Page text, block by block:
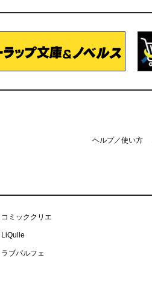
ヘルプ／使い方
コミッククリエ
LiQulle
ラブパルフェ